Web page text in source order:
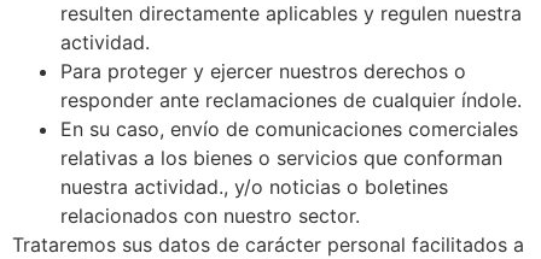
resulten directamente aplicables y regulen nuestra
actividad.
Para proteger y ejercer nuestros derechos o
responder ante reclamaciones de cualquier índole.
En su caso, envío de comunicaciones comerciales
relativas a los bienes o servicios que conforman
nuestra actividad., y/o noticias o boletines
relacionados con nuestro sector.
Trataremos sus datos de carácter personal facilitados a